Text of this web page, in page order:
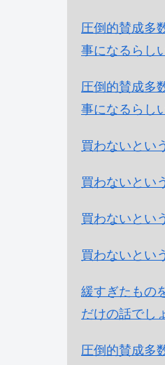
圧倒的賛成多
事になるらし
圧倒的賛成多
事になるらし
買わないとい
買わないとい
買わないとい
買わないとい
緩すぎたもの
だけの話でしょ
圧倒的賛成多